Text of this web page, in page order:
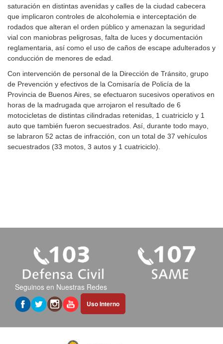
saturación en distintas avenidas y calles de la ciudad cabecera
que implicaron controles de alcoholemia e interceptación de
rodados que alteran el orden público y amenazan la seguridad
vial con maniobras peligrosas, falta de luces y documentación
reglamentaria, así como el uso de caños de escape adulterados y
conducción de menores de edad.
Con intervención de personal de la Dirección de Tránsito, grupo
de Prevención y efectivos de la Comisaría de Policía de la
Provincia de Buenos Aires, se efectuaron sucesivos operativos en
horas de la madrugada que arrojaron el resultado de 6
motocicletas de distintas cilindradas retenidas, 1 cuatriciclo y 1
auto que también fueron secuestrados. Así, durante todo mayo,
se labraron 52 actas de infracción, con un total de 37 vehículos
secuestrados (33 motos, 3 autos y 1 cuatriciclo).
Seguinos en Nuestras Redes
Abrir
hipervínculo
en
nueva
Uso Interno